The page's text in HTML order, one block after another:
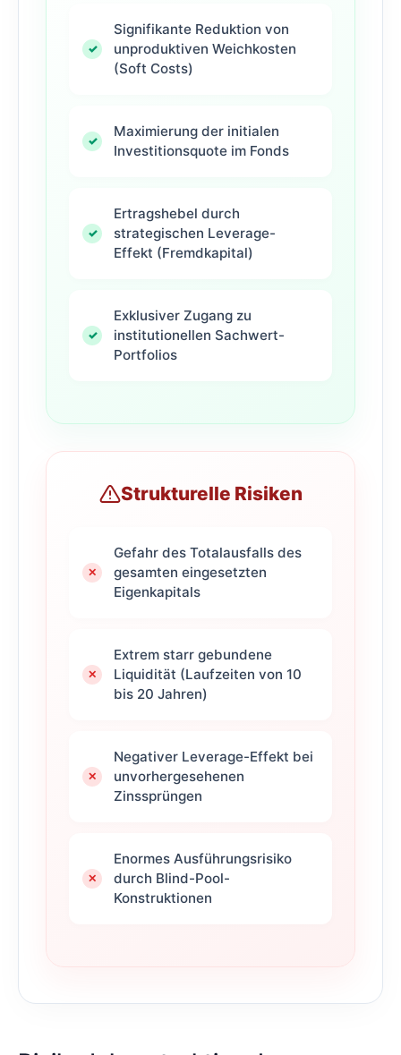
Signifikante Reduktion von
unproduktiven Weichkosten
(Soft Costs)
Maximierung der initialen
Investitionsquote im Fonds
Ertragshebel durch
strategischen Leverage-
Effekt (Fremdkapital)
Exklusiver Zugang zu
institutionellen Sachwert-
Portfolios
Strukturelle Risiken
Gefahr des Totalausfalls des
gesamten eingesetzten
Eigenkapitals
Extrem starr gebundene
Liquidität (Laufzeiten von 10
bis 20 Jahren)
Negativer Leverage-Effekt bei
unvorhergesehenen
Zinssprüngen
Enormes Ausführungsrisiko
durch Blind-Pool-
Konstruktionen